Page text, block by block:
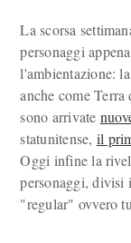
La scorsa
personaggi
l'ambientazione:
anche come
sono arrivate
statunitense, il
Oggi infine la
personaggi, divisi
"regular" ovvero